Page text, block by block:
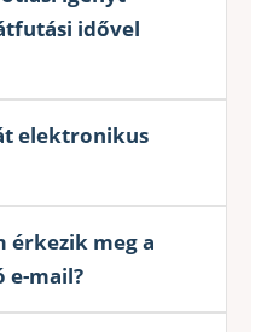
idővel
elektronikus
érkezik meg a
e-mail?